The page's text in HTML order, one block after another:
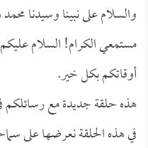
والسلام على نبينا وسيدنا
مستمعي الكرام! السلام عليكم
أوقاتكم بكل خير.
هذه حلقة جديدة مع رسائلكم
في هذه الحلقة نعرضها على